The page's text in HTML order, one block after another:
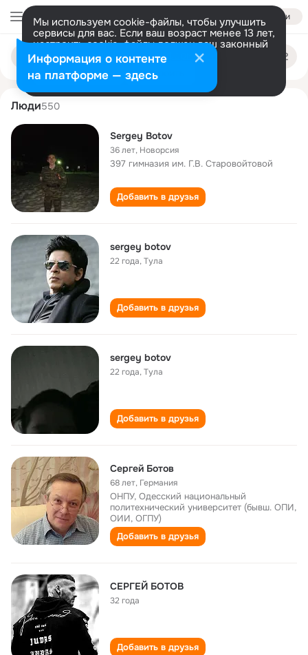
Войти
Мы используем cookie-файлы, чтобы улучшить
сервисы для вас. Если ваш возраст менее 13 лет,
настроить cookie-файлы должен ваш законный
представитель. Больше информации
Разрешить все Настроить
Поиск
людям
sergey botov
Люди550
Sergey Botov
36 лет, Новорсия
397 гимназия им. Г.В. Старовойтовой
Добавить в друзья
sergey botov
22 года,Тула
Добавить в друзья
sergey botov
22 года,Тула
Добавить в друзья
Сергей Ботов
68 лет, Германия
ОНПУ, Одесский национальный
политехнический университет (бывш. ОПИ,
ОИИ, ОГПУ)
Добавить в друзья
СЕРГЕЙ БОТОВ
32 года
Добавить в друзья
Информация о контенте
на платформе — здесь